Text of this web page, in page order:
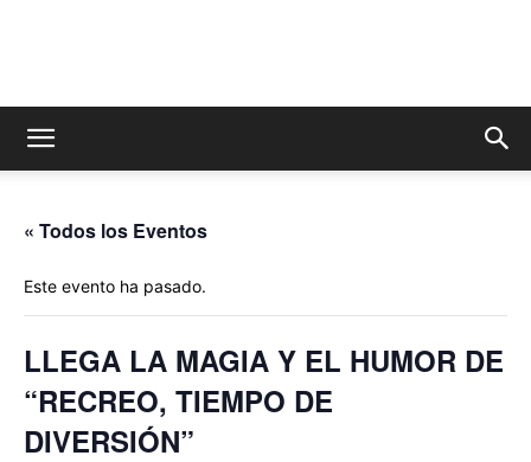
Azul
Cultura
« Todos los Eventos
Este evento ha pasado.
LLEGA LA MAGIA Y EL HUMOR DE
“RECREO, TIEMPO DE
DIVERSIÓN”